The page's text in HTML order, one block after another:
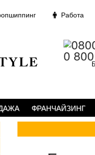
Работа
0
ФРАНЧАЙЗИНГ